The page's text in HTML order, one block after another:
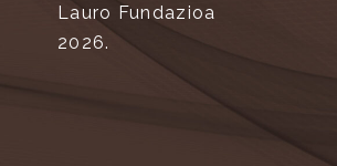
Lauro Fundazioa
2026.